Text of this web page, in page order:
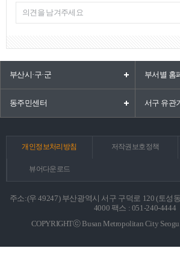
부산시·구·군 부서별 홈
동주민센터 서구 유관
개인정보처리방침 저작권보호정책
뷰어다운로드
주소:(우 49247) 부산광역시 서구 구덕로 120 (토성
4000 팩스 : 051-240-4444
COPYRIGHTⓒ Busan Metropolitan City